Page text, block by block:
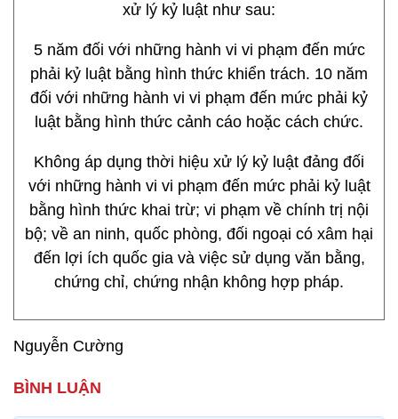
xử lý kỷ luật như sau:
5 năm đối với những hành vi vi phạm đến mức
phải kỷ luật bằng hình thức khiển trách. 10 năm
đối với những hành vi vi phạm đến mức phải kỷ
luật bằng hình thức cảnh cáo hoặc cách chức.
Không áp dụng thời hiệu xử lý kỷ luật đảng đối
với những hành vi vi phạm đến mức phải kỷ luật
bằng hình thức khai trừ; vi phạm về chính trị nội
bộ; về an ninh, quốc phòng, đối ngoại có xâm hại
đến lợi ích quốc gia và việc sử dụng văn bằng,
chứng chỉ, chứng nhận không hợp pháp.
Nguyễn Cường